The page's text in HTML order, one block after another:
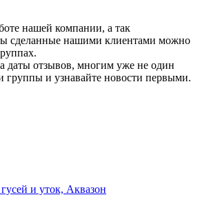
нашей компании, а так
сделанные нашими клиентами можно
даты отзывов, многим уже не один
группы и узнавайте новости первыми.
и уток, Аквазон